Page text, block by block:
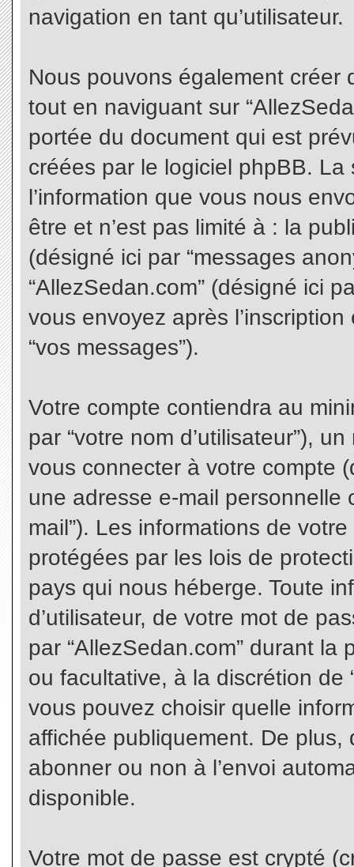
navigation en tant qu’utilisateur.
Nous pouvons également créer
tout en naviguant sur
portée du document qui est
créées par le logiciel phpBB.
l’information que vous nous
être et n’est pas limité à : la
(désigné ici par “messages
“AllezSedan.com” (désigné ici
vous envoyez après
“vos messages”).
Votre compte contiendra au
par “votre nom d’utilisateur”),
vous connecter à votre compte
une adresse e-mail personnelle
mail”). Les informations de
protégées par les lois de
pays qui nous héberge. Toute
d’utilisateur, de votre mot de
par “AllezSedan.com” durant la
ou facultative, à la discrétion de
vous pouvez choisir quelle
affichée publiquement. De plus,
abonner ou non à l’envoi
disponible.
Votre mot de passe est crypté